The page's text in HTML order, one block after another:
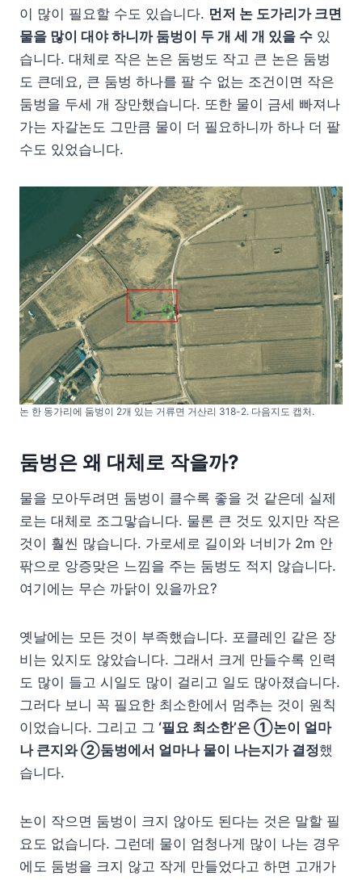
이 많이 필요할 수도 있습니다. 먼저 논 도가리가 크면
물을 많이 대야 하니까 둠벙이 두 개 세 개 있을 수 있
습니다. 대체로 작은 논은 둠벙도 작고 큰 논은 둠벙
도 큰데요, 큰 둠벙 하나를 팔 수 없는 조건이면 작은
둠벙을 두세 개 장만했습니다. 또한 물이 금세 빠져나
가는 자갈논도 그만큼 물이 더 필요하니까 하나 더 팔
수도 있었습니다.
논 한 동가리에 둠벙이 2개 있는 거류면 거산리 318-2. 다음지도 캡처.
둠벙은 왜 대체로 작을까?
물을 모아두려면 둠벙이 클수록 좋을 것 같은데 실제
로는 대체로 조그맣습니다. 물론 큰 것도 있지만 작은
것이 훨씬 많습니다. 가로세로 길이와 너비가 2m 안
팎으로 앙증맞은 느낌을 주는 둠벙도 적지 않습니다.
여기에는 무슨 까닭이 있을까요?
옛날에는 모든 것이 부족했습니다. 포클레인 같은 장
비는 있지도 않았습니다. 그래서 크게 만들수록 인력
도 많이 들고 시일도 많이 걸리고 일도 많아졌습니다.
그러다 보니 꼭 필요한 최소한에서 멈추는 것이 원칙
이었습니다. 그리고 그 ‘필요 최소한’은 ①논이 얼마
나 큰지와 ②둠벙에서 얼마나 물이 나는지가 결정했
습니다.
논이 작으면 둠벙이 크지 않아도 된다는 것은 말할 필
요도 없습니다. 그런데 물이 엄청나게 많이 나는 경우
에도 둠벙을 크지 않고 작게 만들었다고 하면 고개가